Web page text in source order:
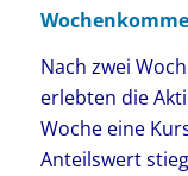
Nach zwei
erlebten die
Woche eine
Anteilswert